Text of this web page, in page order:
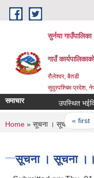
Skip to main content
सुर्नया गाउँपालिका
गाउँ
रौलेश्वर, बैतडी
सुदुरपश्चिम प्रदेश,
समाचार उपस्थित
« first
You are here
Home » सूचना । सूचना
सूचना । सूचना